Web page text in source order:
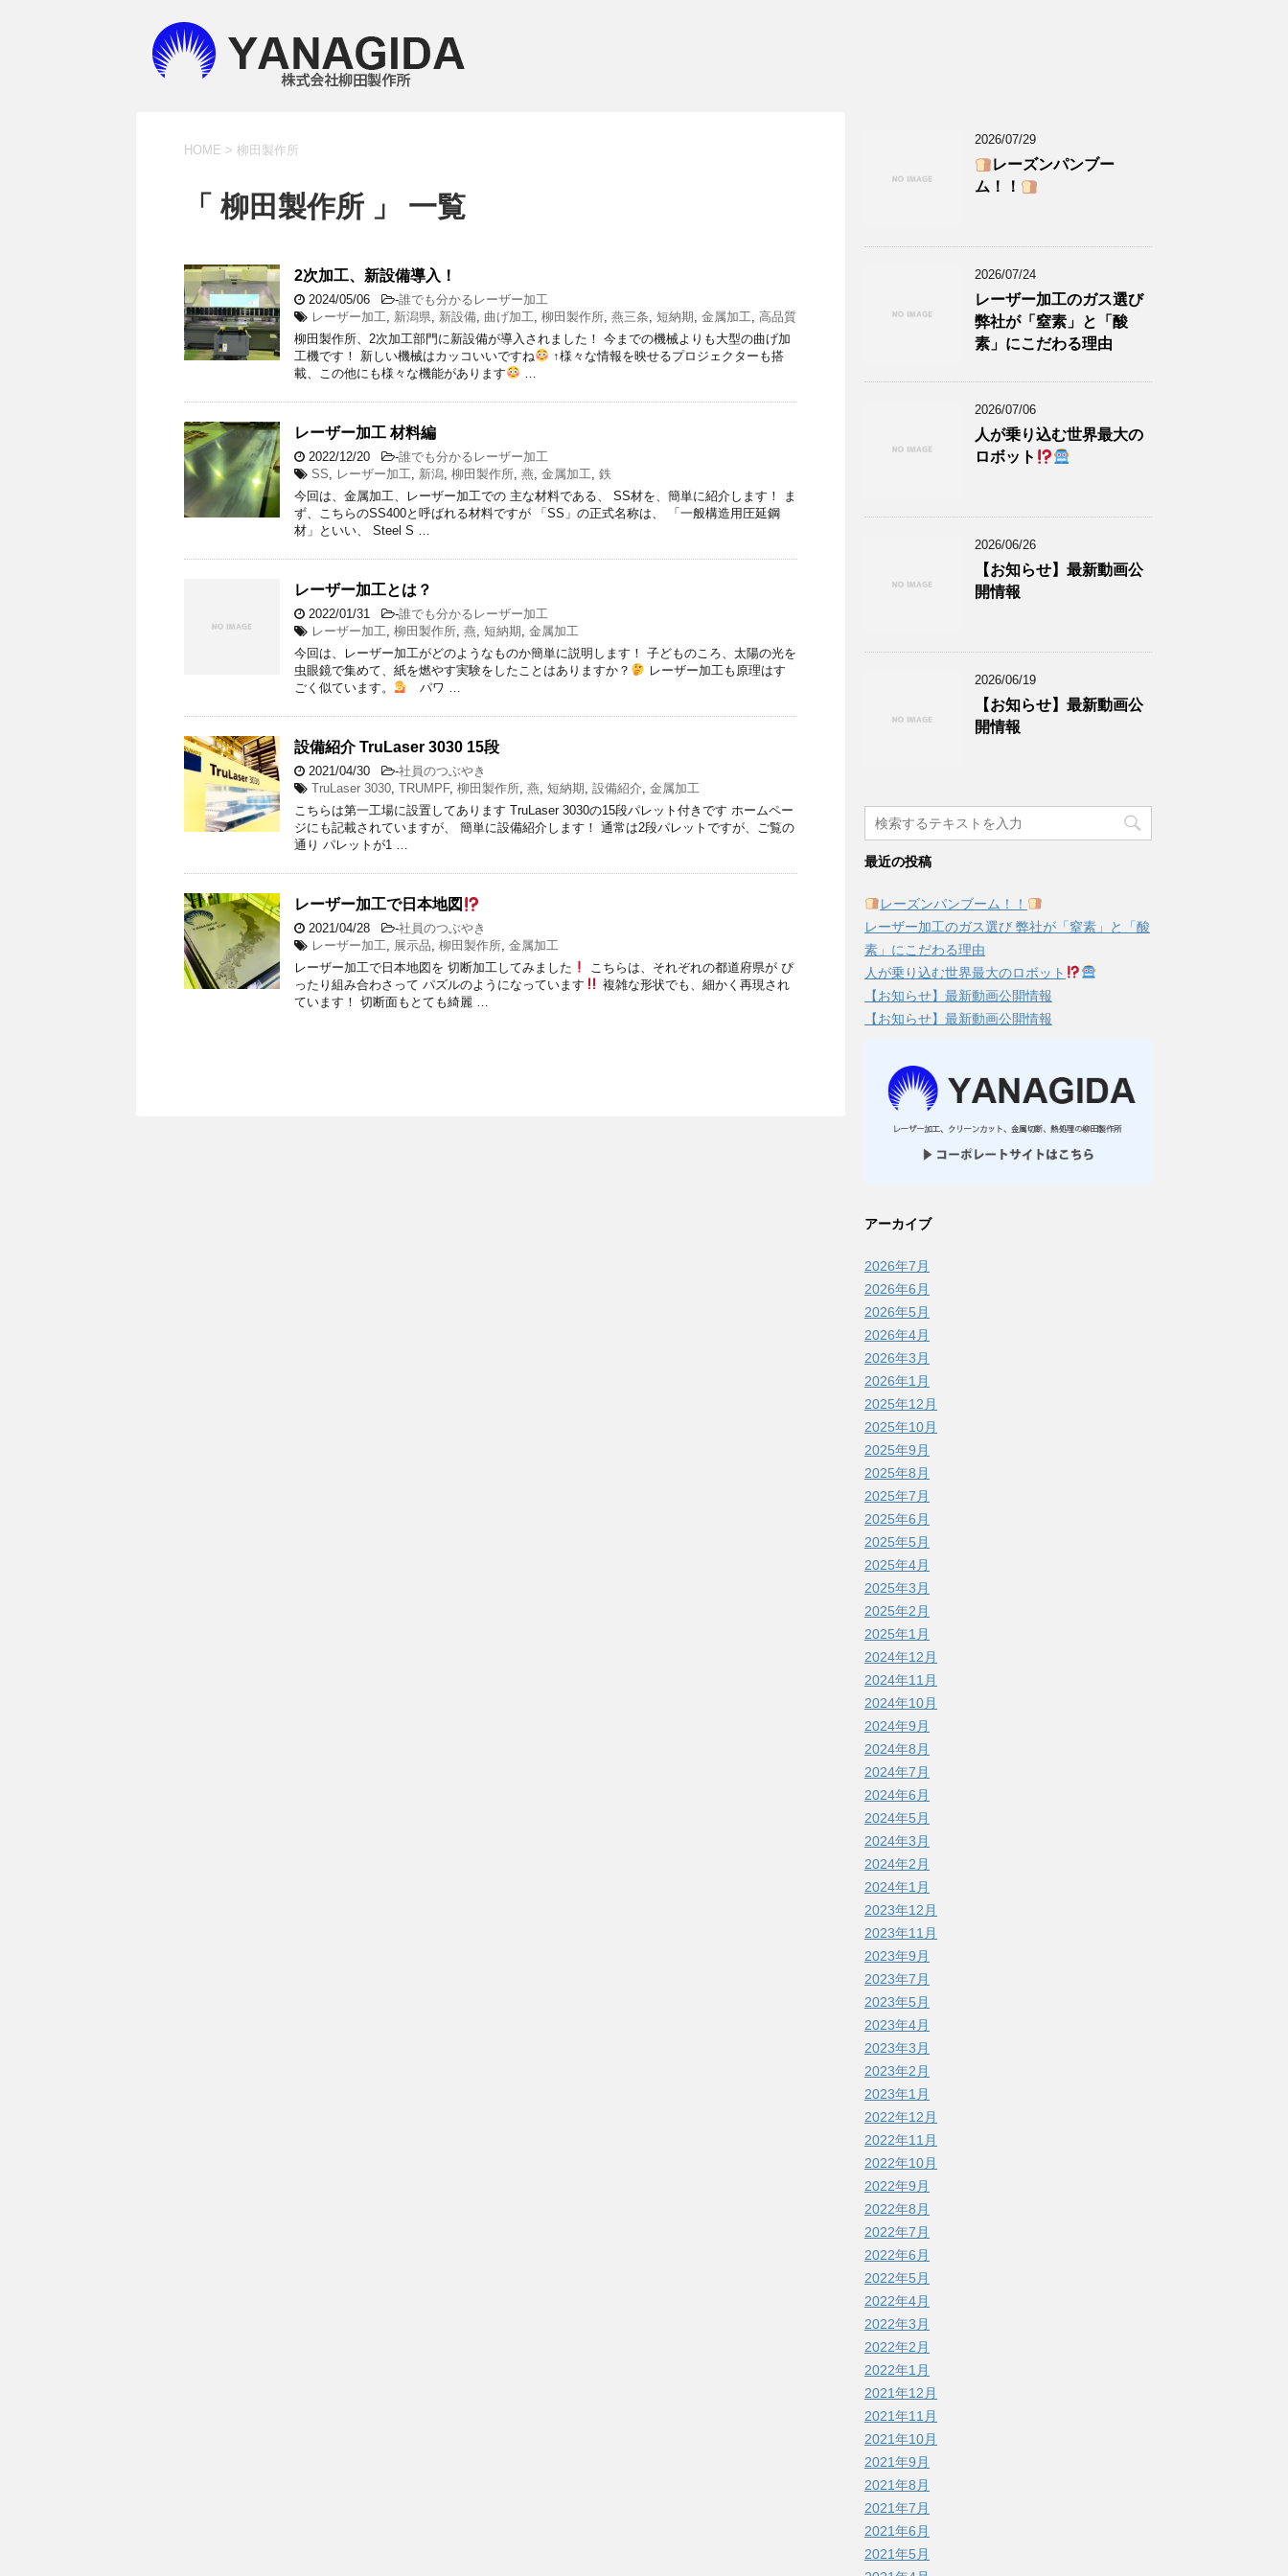
HOME > 柳田製作所
「 柳田製作所 」 一覧
2次加工、新設備導入！
2024/05/06 -誰でも分かるレーザー加工
レーザー加工, 新潟県, 新設備, 曲げ加工, 柳田製作所, 燕三条, 短納期, 金属加工, 高品質
柳田製作所、2次加工部門に新設備が導入されました！ 今までの機械よりも大型の曲げ加
工機です！ 新しい機械はカッコいいですね
↑様々な情報を映せるプロジェクターも搭
載、この他にも様々な機能があります
…
レーザー加工 材料編
2022/12/20 -誰でも分かるレーザー加工
SS, レーザー加工, 新潟, 柳田製作所, 燕, 金属加工, 鉄
今回は、金属加工、レーザー加工での 主な材料である、 SS材を、簡単に紹介します！ ま
ず、こちらのSS400と呼ばれる材料ですが 「SS」の正式名称は、 「一般構造用圧延鋼
材」といい、 Steel S …
レーザー加工とは？
2022/01/31 -誰でも分かるレーザー加工
レーザー加工, 柳田製作所, 燕, 短納期, 金属加工
今回は、レーザー加工がどのようなものか簡単に説明します！ 子どものころ、太陽の光を
虫眼鏡で集めて、紙を燃やす実験をしたことはありますか？
レーザー加工も原理はす
ごく似ています。
パワ …
設備紹介 TruLaser 3030 15段
2021/04/30 -社員のつぶやき
TruLaser 3030, TRUMPF, 柳田製作所, 燕, 短納期, 設備紹介, 金属加工
こちらは第一工場に設置してあります TruLaser 3030の15段パレット付きです ホームペー
ジにも記載されていますが、 簡単に設備紹介します！ 通常は2段パレットですが、ご覧の
通り パレットが1 …
レーザー加工で日本地図
2021/04/28 -社員のつぶやき
レーザー加工, 展示品, 柳田製作所, 金属加工
レーザー加工で日本地図を 切断加工してみました
こちらは、それぞれの都道府県が ぴ
ったり組み合わさって パズルのようになっています
複雑な形状でも、細かく再現され
ています！ 切断面もとても綺麗 …
2026/07/29
レーズンパンブー
ム！！
2026/07/24
レーザー加工のガス選び
弊社が「窒素」と「酸
素」にこだわる理由
2026/07/06
人が乗り込む世界最大の
ロボット
2026/06/26
【お知らせ】最新動画公
開情報
2026/06/19
【お知らせ】最新動画公
開情報
最近の投稿
レーズンパンブーム！！
レーザー加工のガス選び 弊社が「窒素」と「酸
素」にこだわる理由
人が乗り込む世界最大のロボット
【お知らせ】最新動画公開情報
【お知らせ】最新動画公開情報
アーカイブ
2026年7月
2026年6月
2026年5月
2026年4月
2026年3月
2026年1月
2025年12月
2025年10月
2025年9月
2025年8月
2025年7月
2025年6月
2025年5月
2025年4月
2025年3月
2025年2月
2025年1月
2024年12月
2024年11月
2024年10月
2024年9月
2024年8月
2024年7月
2024年6月
2024年5月
2024年3月
2024年2月
2024年1月
2023年12月
2023年11月
2023年9月
2023年7月
2023年5月
2023年4月
2023年3月
2023年2月
2023年1月
2022年12月
2022年11月
2022年10月
2022年9月
2022年8月
2022年7月
2022年6月
2022年5月
2022年4月
2022年3月
2022年2月
2022年1月
2021年12月
2021年11月
2021年10月
2021年9月
2021年8月
2021年7月
2021年6月
2021年5月